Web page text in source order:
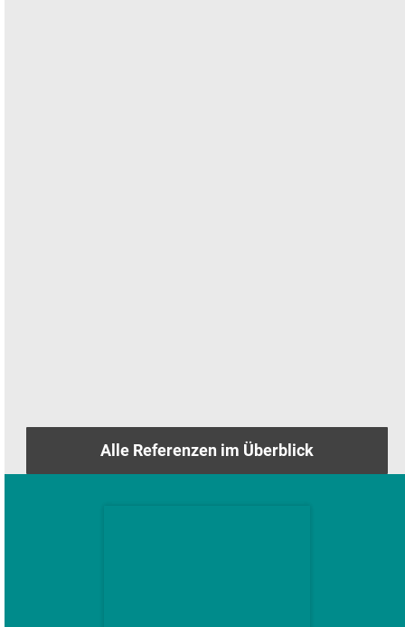
Alle Referenzen im Überblick